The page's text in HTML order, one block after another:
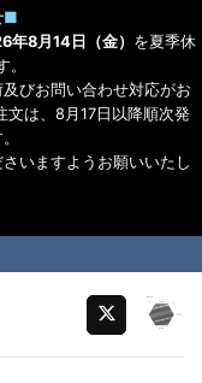
■
8月14日（金） を夏季休
びお問い合わせ対応がお
文は、8月17日以降順次発
いますようお願いいたし